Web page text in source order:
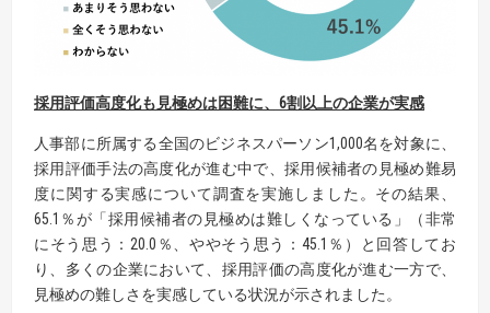
採用評価高度化も見極めは困難に、 6割以上の企業が実感
人事部に所属する全国のビジネスパーソン1,000名を対象に、
採用評価手法の高度化が進む中で、採用候補者の見極め難易
度に関する実感について調査を実施しました。その結果、
65.1％が「採用候補者の見極めは難しくなっている」（非常
にそう思う：20.0％、ややそう思う：45.1％）と回答してお
り、多くの企業において、採用評価の高度化が進む一方で、
見極めの難しさを実感している状況が示されました。